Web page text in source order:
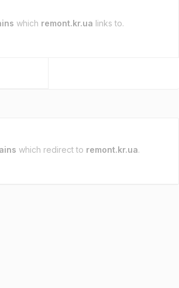
which remont.kr.ua links to.
which redirect to remont.kr.ua.